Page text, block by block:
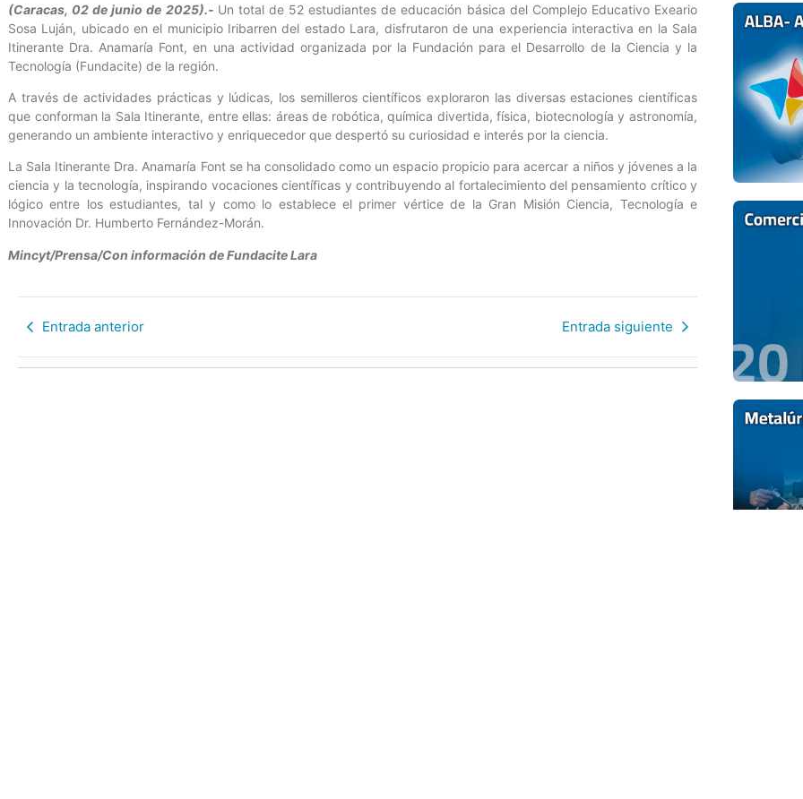
(Caracas, 02 de junio de 2025).- Un total de 52 estudiantes de educación básica del Complejo Educativo Exeario
Sosa Luján, ubicado en el municipio Iribarren del estado Lara, disfrutaron de una experiencia interactiva en la Sala
Itinerante Dra. Anamaría Font, en una actividad organizada por la Fundación para el Desarrollo de la Ciencia y la
Tecnología (Fundacite) de la región.
A través de actividades prácticas y lúdicas, los semilleros científicos exploraron las diversas estaciones científicas
que conforman la Sala Itinerante, entre ellas: áreas de robótica, química divertida, física, biotecnología y astronomía,
generando un ambiente interactivo y enriquecedor que despertó su curiosidad e interés por la ciencia.
La Sala Itinerante Dra. Anamaría Font se ha consolidado como un espacio propicio para acercar a niños y jóvenes a la
ciencia y la tecnología, inspirando vocaciones científicas y contribuyendo al fortalecimiento del pensamiento crítico y
lógico entre los estudiantes, tal y como lo establece el primer vértice de la Gran Misión Ciencia, Tecnología e
Innovación Dr. Humberto Fernández-Morán.
Mincyt/Prensa/Con información de Fundacite Lara
Entrada anterior Entrada siguiente